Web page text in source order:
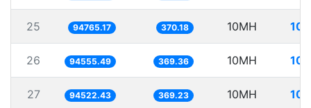
25 94765.17 370.18 10MH
26 94555.49 369.36 10MH
27 94522.43 369.23 10MH